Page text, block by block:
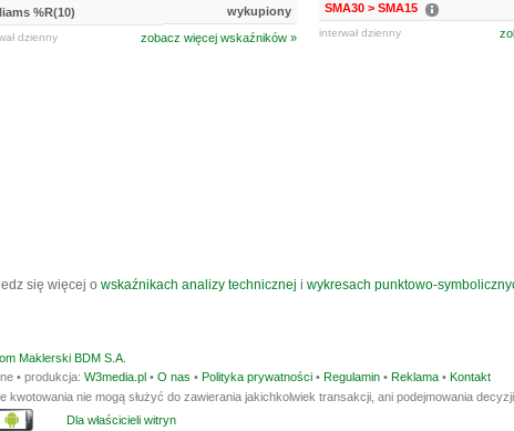
%R(10)
wykupiony
dzienny zobacz więcej wskaźników »
SMA30 > SMA15
interwał dzienny
się więcej o wskaźnikach analizy technicznej i wykresach punktowo-
Maklerski BDM S.A.
• produkcja: W3media.pl • O nas • Polityka prywatności • Regulamin • Reklama • Kontakt
kwotowania nie mogą służyć do zawierania jakichkolwiek transakcji, ani podejmowania
Dla właścicieli witryn